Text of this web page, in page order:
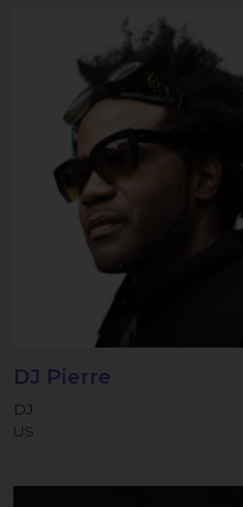
DJ Pierre
DJ
US